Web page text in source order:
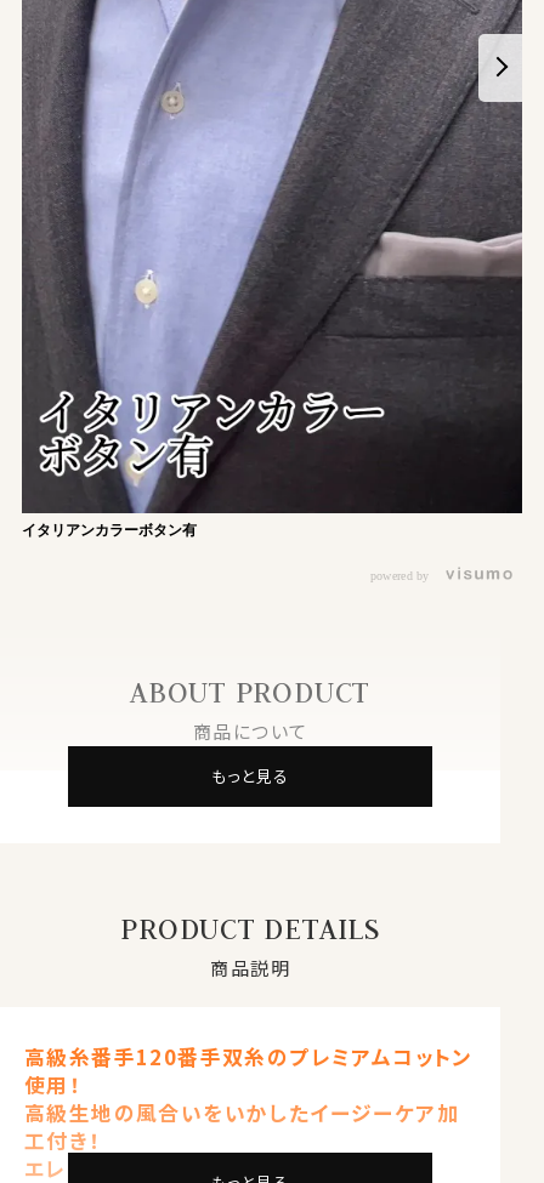
イタリアンカラーボタン有
powered by
ABOUT PRODUCT
商品について
もっと見る
PRODUCT DETAILS
商品説明
高級糸番手120番手双糸のプレミアムコットン
使用！
高級生地の風合いをいかしたイージーケア加
工付き！
エレガンスなノーネクタイ専用シャツ